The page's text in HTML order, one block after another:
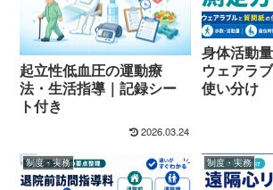
起立性低血圧の運動療
法・生活指導｜記録シー
ト付き
2026.03.24
身体活動
ウェアラ
使い分け
制度・実務 制度・実務